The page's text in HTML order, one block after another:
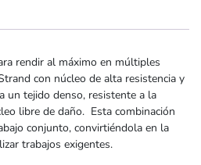
rendir al máximo en múltiples
con núcleo de alta resistencia y
un tejido denso, resistente a la
libre de daño. Esta combinación
conjunto, convirtiéndola en la
trabajos exigentes.